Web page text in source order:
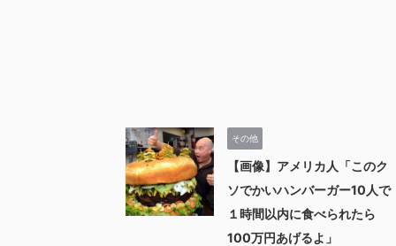
その他
【画像】アメリカ人「このク
ソでかいハンバーガー10人で
１時間以内に食べられたら
100万円あげるよ」